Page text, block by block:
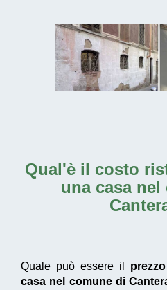
Qual'è il costo
una casa nel
Quale può essere il
casa nel comune di